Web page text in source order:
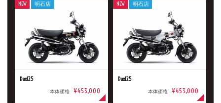
Dax125
本体価格 ¥453,000
NEW 明石店
Dax125
本体価格 ¥453,000
NEW 明石店